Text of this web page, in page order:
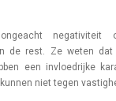
ongeacht
de rest. Ze weten
een invloedrijke
niet tegen